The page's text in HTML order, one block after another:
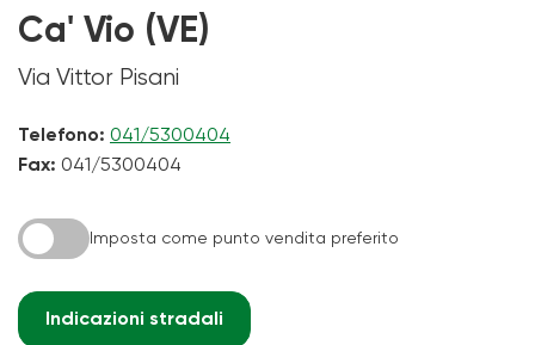
Ca' Vio (VE)
Via Vittor Pisani
Telefono: 041/5300404
Fax: 041/5300404
Imposta come punto vendita preferito
Indicazioni stradali